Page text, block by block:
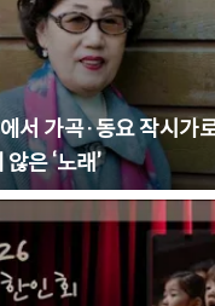
서 가곡·동요 작시가
은 ‘노래’